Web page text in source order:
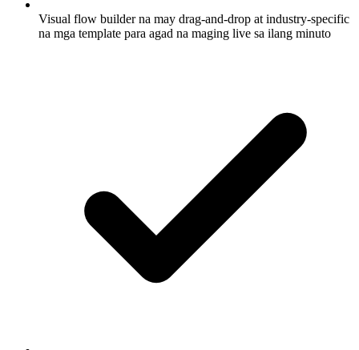
Visual flow builder na may drag-and-drop at industry-specific
na mga template para agad na maging live sa ilang minuto